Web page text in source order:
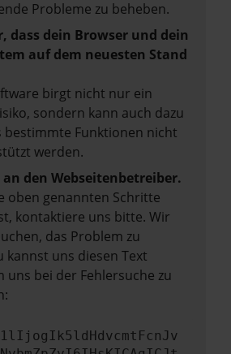
Probleme zu beheben.
dass dein Browser und dein
auf dem neuesten Stand
birgt nicht nur ein
sondern kann auch dazu
bestimmte Funktionen nicht
werden.
an den Webseitenbetreiber.
oben genannten Schritte
kontaktiere uns bitte. Wir
das Problem zu
kannst uns diesen Text
uns bei der Fehlersuche zu